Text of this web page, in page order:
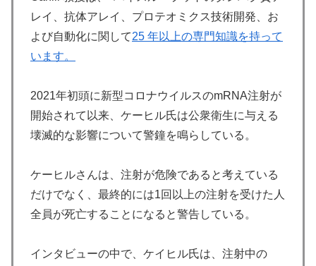
レイ、抗体アレイ、プロテオミクス技術開発、お
よび自動化に関して25 年以上の専門知識を持って
います。
2021年初頭に新型コロナウイルスのmRNA注射が
開始されて以来、ケーヒル氏は公衆衛生に与える
壊滅的な影響について警鐘を鳴らしている。
ケーヒルさんは、注射が危険であると考えている
だけでなく、最終的には1回以上の注射を受けた人
全員が死亡することになると警告している。
インタビューの中で、ケイヒル氏は、注射中の